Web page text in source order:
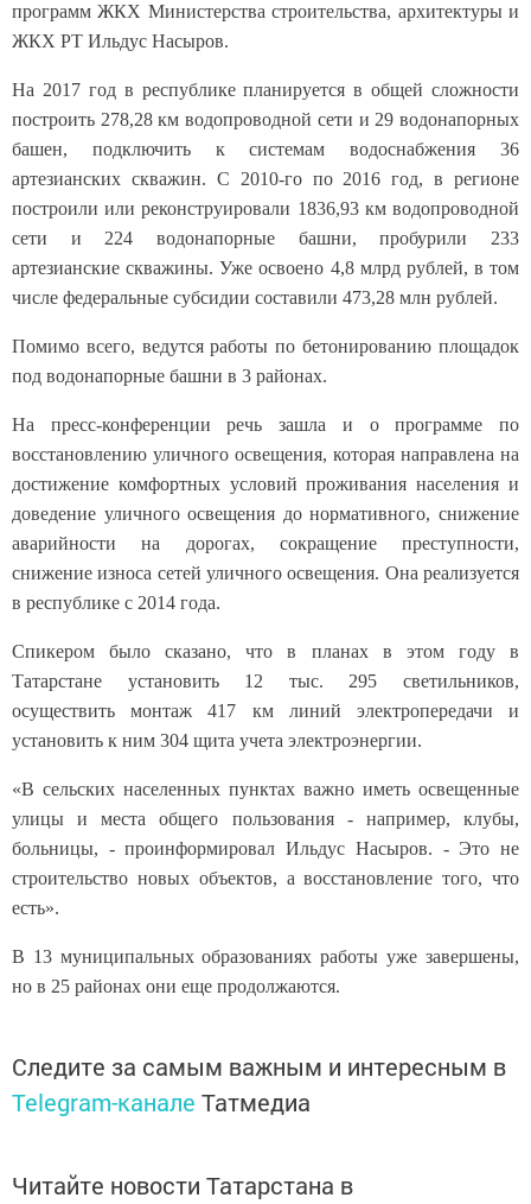
программ ЖКХ Министерства строительства, архитектуры и
ЖКХ РТ Ильдус Насыров.
На 2017 год в республике планируется в общей сложности
построить 278,28 км водопроводной сети и 29 водонапорных
башен, подключить к системам водоснабжения 36
артезианских скважин. С 2010-го по 2016 год, в регионе
построили или реконструировали 1836,93 км водопроводной
сети и 224 водонапорные башни, пробурили 233
артезианские скважины. Уже освоено 4,8 млрд рублей, в том
числе федеральные субсидии составили 473,28 млн рублей.
Помимо всего, ведутся работы по бетонированию площадок
под водонапорные башни в 3 районах.
На пресс-конференции речь зашла и о программе по
восстановлению уличного освещения, которая направлена на
достижение комфортных условий проживания населения и
доведение уличного освещения до нормативного, снижение
аварийности на дорогах, сокращение преступности,
снижение износа сетей уличного освещения. Она реализуется
в республике с 2014 года.
Спикером было сказано, что в планах в этом году в
Татарстане установить 12 тыс. 295 светильников,
осуществить монтаж 417 км линий электропередачи и
установить к ним 304 щита учета электроэнергии.
«В сельских населенных пунктах важно иметь освещенные
улицы и места общего пользования - например, клубы,
больницы, - проинформировал Ильдус Насыров. - Это не
строительство новых объектов, а восстановление того, что
есть».
В 13 муниципальных образованиях работы уже завершены,
но в 25 районах они еще продолжаются.
Следите за самым важным и интересным в
Telegram-канале Татмедиа
Читайте новости Татарстана в